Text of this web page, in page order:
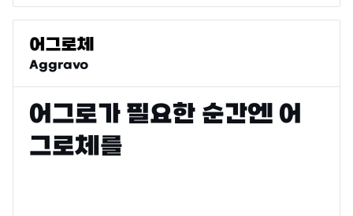
Aggravo